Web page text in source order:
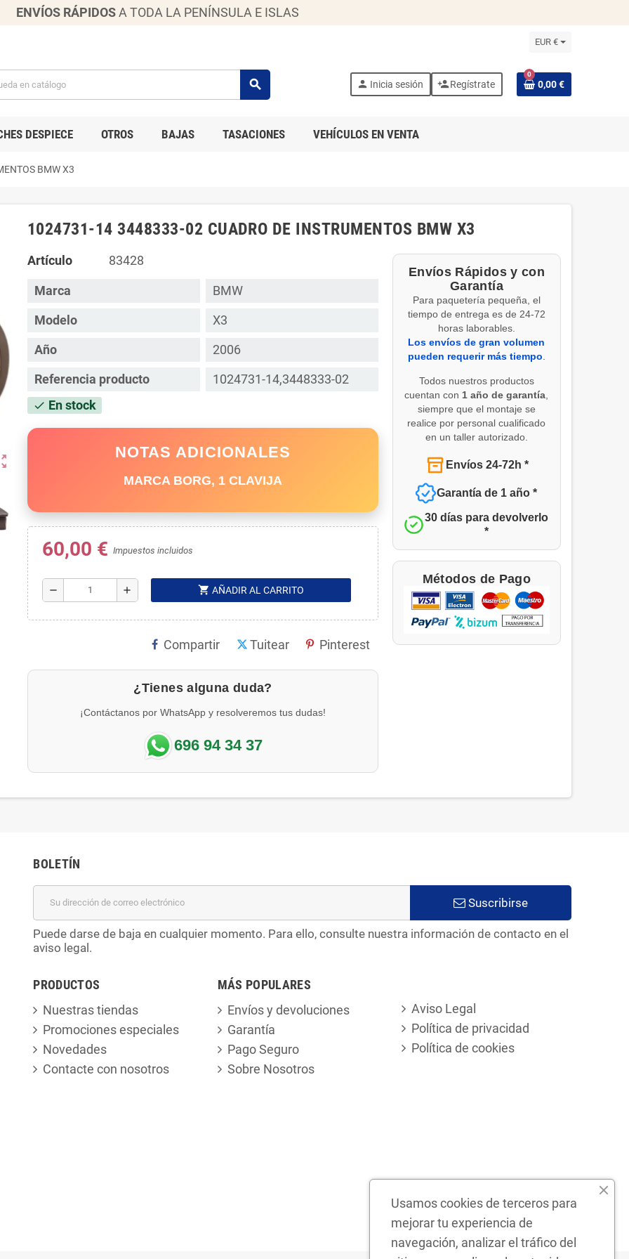
ENVÍOS RÁPIDOS A TODA LA PENÍNSULA E ISLAS
EUR €
search person Inicia sesión person_addRegístrate
0
0,00 €
DESPIECE OTROS BAJAS TASACIONES VEHÍCULOS EN VENTA
BMW X3
1024731-14 3448333-02 CUADRO DE INSTRUMENTOS BMW X3
Artículo 83428
Marca
BMW
Modelo
X3
Año
2006
Referencia producto
1024731-14,3448333-02
check En stock
NOTAS ADICIONALES
MARCA BORG, 1 CLAVIJA
60,00 € Impuestos incluidos
remove add shopping_cart AÑADIR AL CARRITO
Compartir Tuitear Pinterest
¿Tienes alguna duda?
¡Contáctanos por WhatsApp y resolveremos tus dudas!
696 94 34 37
Envíos Rápidos y con
Garantía
Para paquetería pequeña, el
tiempo de entrega es de 24-72
horas laborables.
Los envíos de gran volumen
pueden requerir más tiempo
Todos nuestros productos
cuentan con 1 año de garantía
siempre que el montaje se
realice por personal cualificado
en un taller autorizado.
Envíos 24-72h *
Garantía de 1 año *
30 días para devolverlo
*
Métodos de Pago
BOLETÍN
Suscribirse
Puede darse de baja en cualquier momento. Para ello, consulte nuestra información de contacto en el
aviso legal.
PRODUCTOS
Nuestras tiendas
Promociones especiales
Novedades
Contacte con nosotros
MÁS POPULARES
Envíos y devoluciones
Garantía
Pago Seguro
Sobre Nosotros
Aviso Legal
Política de privacidad
Política de cookies
Usamos cookies de terceros para
mejorar tu experiencia de
navegación, analizar el tráfico del